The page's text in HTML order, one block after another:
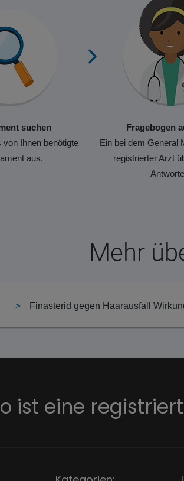
suchen
von Ihnen benötigte
aus.
Fragebogen
Ein bei dem General
registrierter Arzt
Mehr
Finasterid gegen Haarausfall
ist eine